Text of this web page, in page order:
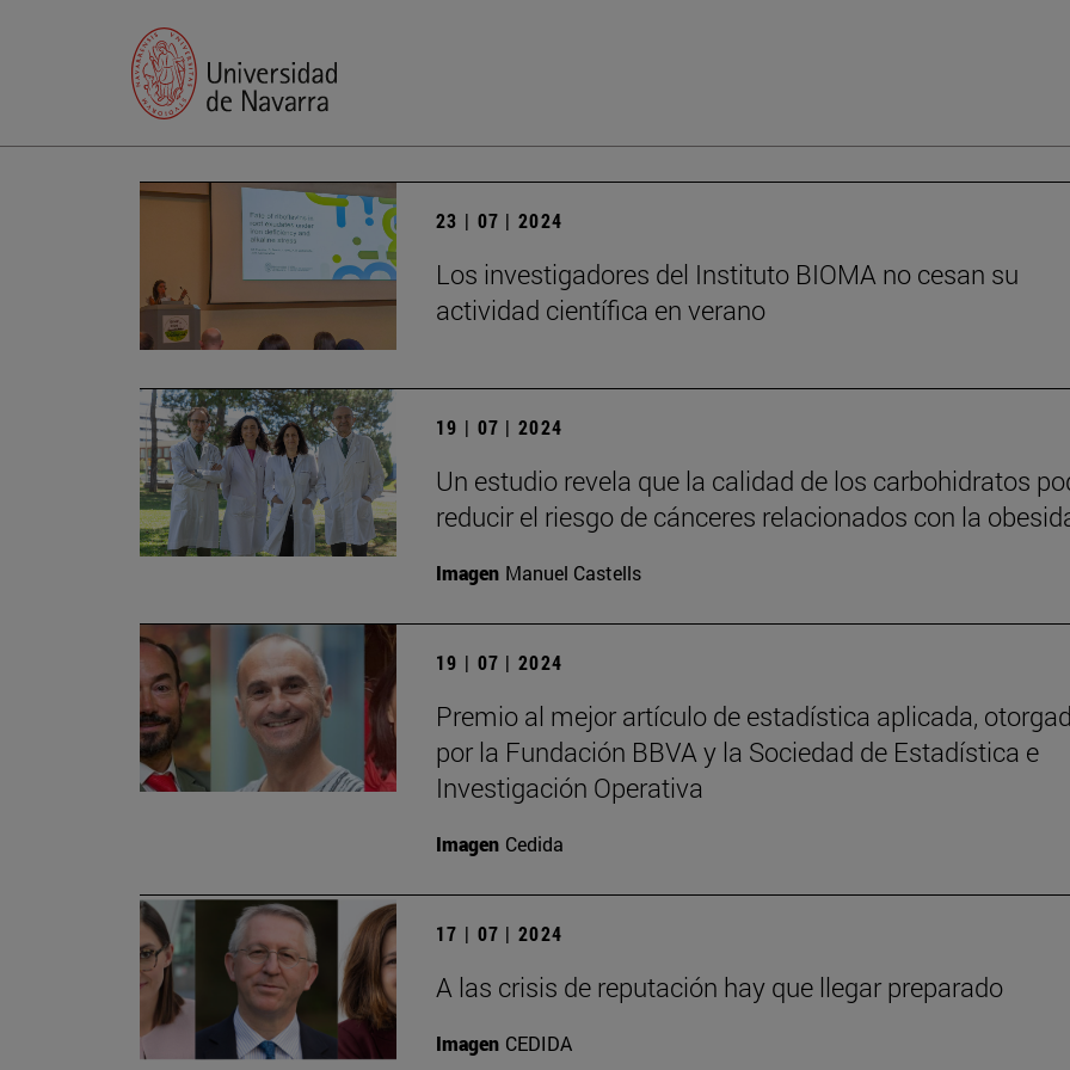
23 | 07 | 2024
Los investigadores del Instituto BIOMA no cesan su
actividad científica en verano
19 | 07 | 2024
Un estudio revela que la calidad de los carbohidratos
reducir el riesgo de cánceres relacionados con la
Imagen Manuel Castells
19 | 07 | 2024
Premio al mejor artículo de estadística aplicada,
por la Fundación BBVA y la Sociedad de Estadística e
Investigación Operativa
Imagen Cedida
17 | 07 | 2024
A las crisis de reputación hay que llegar preparado
Imagen CEDIDA